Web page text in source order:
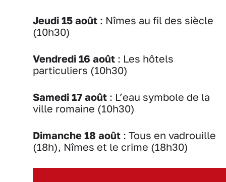
Jeudi 15 août : Nîmes au fil des siècle
(10h30)
Vendredi 16 août : Les hôtels
particuliers (10h30)
Samedi 17 août : L’eau symbole de la
ville romaine (10h30)
Dimanche 18 août : Tous en vadrouille
(18h), Nîmes et le crime (18h30)